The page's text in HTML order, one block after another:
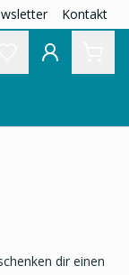
Kontakt
dir einen